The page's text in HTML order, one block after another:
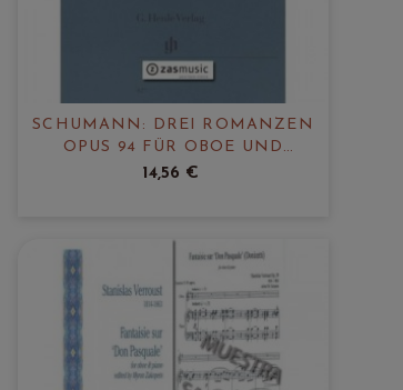
SCHUMANN: DREI ROMANZEN
OPUS 94 FÜR OBOE UND
KLAVIER
14,56 €